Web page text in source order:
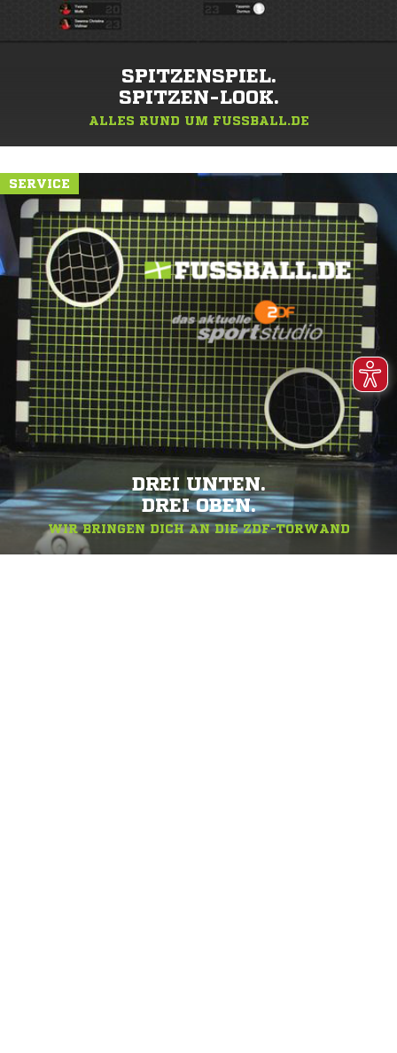
SPITZENSPIEL.
SPITZEN-LOOK.
ALLES RUND UM FUSSBALL.DE
SERVICE
DREI UNTEN.
DREI OBEN.
WIR BRINGEN DICH AN DIE ZDF-TORWAND